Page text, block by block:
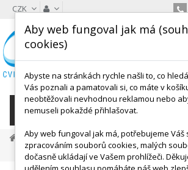
CZK
KATEGORIE
Vybavení Pro Sporty Míčové Sporty
Florbalová Hokejka Original Unihoc
Aby web fungoval jak má
cookies)
Abyste na stránkách rychle našli to, co
Vás poznali a pamatovali si, co máte v
neobtěžovali nevhodnou reklamou nebo
nemuseli pokaždé přihlašovat.
Aby web fungoval jak má, potřebujeme Váš
zpracováním souborů cookies, malých
dočasně ukládají ve Vašem prohlížeči.